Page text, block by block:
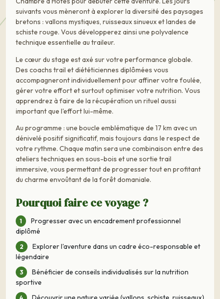
suivants vous mèneront à explorer la diversité des paysages
bretons : vallons mystiques, ruisseaux sinueux et landes de
schiste rouge. Vous développerez ainsi une polyvalence
technique essentielle au traileur.
Le cœur du stage est axé sur votre performance globale.
Des coachs trail et diététiciennes diplômées vous
accompagneront individuellement pour affiner votre foulée,
gérer votre effort et surtout optimiser votre nutrition. Vous
apprendrez à faire de la récupération un rituel aussi
important que l'effort lui-même.
Au programme : une boucle emblématique de 17 km avec un
dénivelé positif significatif, mais toujours dans le respect de
votre rythme. Chaque matin sera une combinaison entre des
ateliers techniques en sous-bois et une sortie trail
immersive, vous permettant de progresser tout en profitant
du charme envoûtant de la forêt domaniale.
Pourquoi faire ce voyage ?
Progresser avec un encadrement professionnel
diplômé
Explorer l'aventure dans un cadre éco-responsable et
légendaire
Bénéficier de conseils individualisés sur la nutrition
sportive